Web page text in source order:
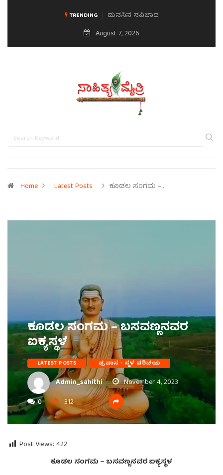
TRENDING ಮನಸಿನ ಸವಿಭಾವ
August 7, 2026
Home Latest Posts ಕೂಡಲ ಸಂಗಮ –…
ಕೂಡಲ ಸಂಗಮ – ಬಸವಣ್ಣನವರ
ಐಕ್ಯಸ್ಥಳ
LATEST POSTS ಪ್ರವಾಸ - ಸ್ಥಳ ಪರಿಚಯ
Admin_sahithi
November 4, 2023
0
312
Post Views: 422
ಕೂಡಲ ಸಂಗಮ – ಬಸವಣ್ಣನವರ ಐಕ್ಯಸ್ಥಳ